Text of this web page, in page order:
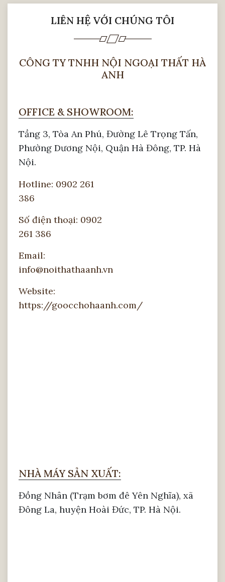
LIÊN HỆ VỚI CHÚNG TÔI
CÔNG TY TNHH NỘI NGOẠI THẤT HÀ
ANH
OFFICE & SHOWROOM:
Tầng 3, Tòa An Phú, Đường Lê Trọng Tấn,
Phường Dương Nội, Quận Hà Đông, TP. Hà
Nội.
Hotline: 0902 261
386
Số điện thoại: 0902
261 386
Email:
info@noithathaanh.vn
Website:
https://goocchohaanh.com/
NHÀ MÁY SẢN XUẤT:
Đồng Nhân (Trạm bơm đê Yên Nghĩa), xã
Đông La, huyện Hoài Đức, TP. Hà Nội.